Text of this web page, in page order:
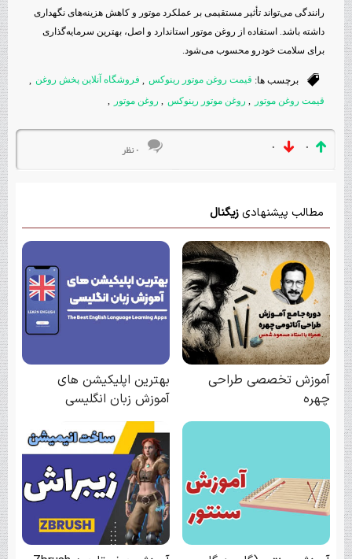
رانندگی می‌تواند تأثیر مستقیمی بر عملکرد موتور و کاهش هزینه‌های نگهداری
داشته باشد. استفاده از روغن موتور استاندارد و اصل، بهترین سرمایه‌گذاری
برای سلامت خودرو محسوب می‌شود.
برچسب ها: قیمت روغن موتور رینوکس , فروشگاه آنلاین پخش روغن ,
قیمت روغن موتور ,روغن موتور رینوکس , روغن موتور ,
۰ ۰ ۰ نظر